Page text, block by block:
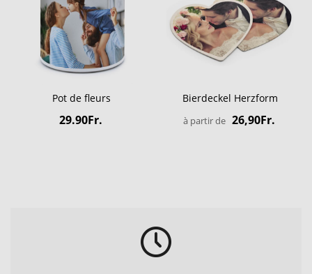
Pot de fleurs
29.90Fr.
Bierdeckel Herzform
à partir de 26,90Fr.